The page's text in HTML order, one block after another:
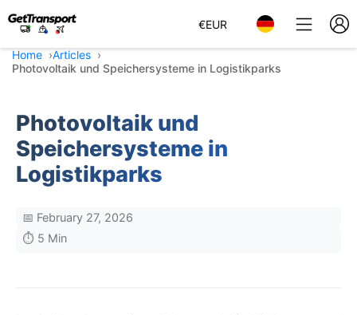
€EUR
Home
Articles
Photovoltaik und Speichersysteme in Logistikparks
Photovoltaik und
Speichersysteme in
Logistikparks
📅 February 27, 2026
⏱️ 5 Min